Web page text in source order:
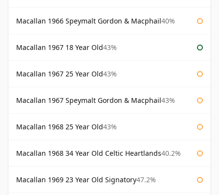
Macallan 1966 Speymalt Gordon & Macphail40%
Macallan 1967 18 Year Old43%
Macallan 1967 25 Year Old43%
Macallan 1967 Speymalt Gordon & Macphail43%
Macallan 1968 25 Year Old43%
Macallan 1968 34 Year Old Celtic Heartlands40.2%
Macallan 1969 23 Year Old Signatory47.2%